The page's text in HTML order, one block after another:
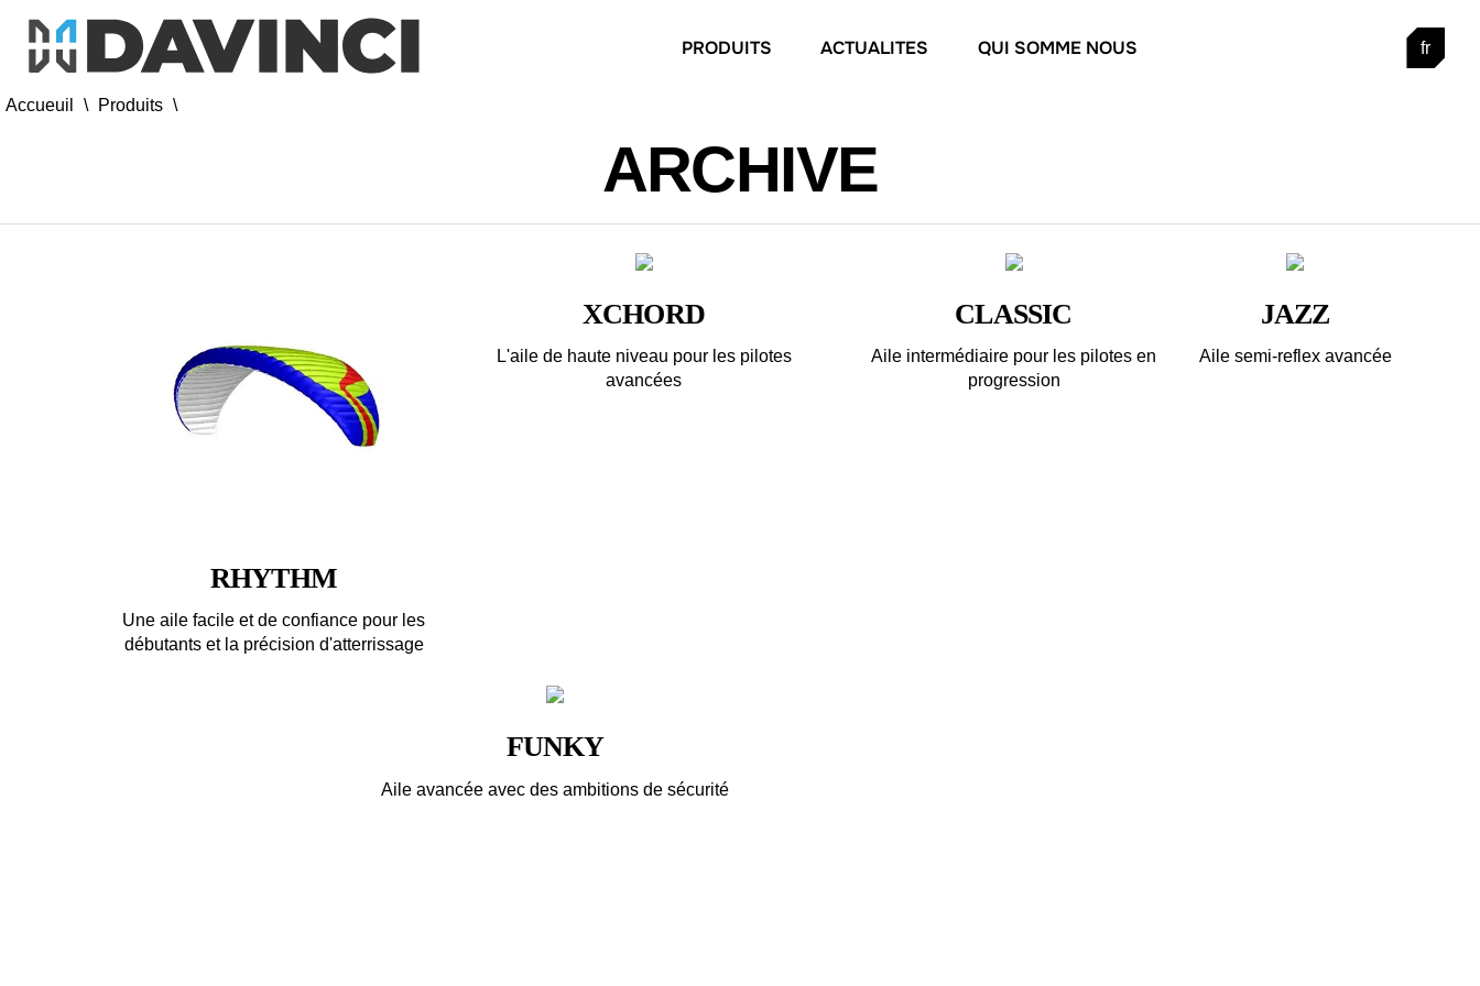
PRODUITS ACTUALITES QUI SOMME NOUS fr
Accueuil \ Produits \
ARCHIVE
RHYTHM
Une aile facile et de confiance pour les
débutants et la précision d'atterrissage
XCHORD
L'aile de haute niveau pour les pilotes
avancées
CLASSIC
Aile intermédiaire pour les pilotes en
progression
JAZZ
Aile semi-reflex avancée
FUNKY
Aile avancée avec des ambitions de sécurité